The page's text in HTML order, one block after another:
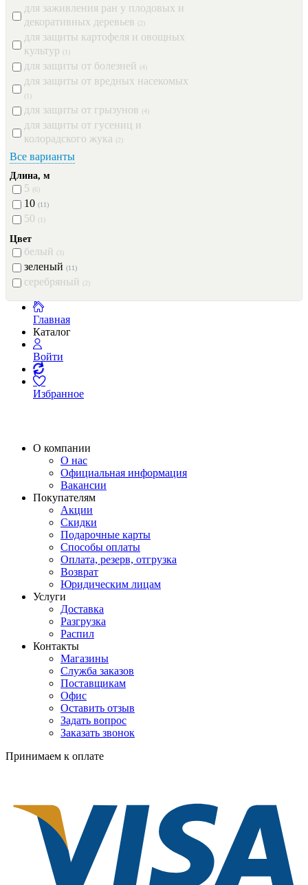
для заживления ран у плодовых и
декоративных деревьев (2)
для защиты картофеля и овощных
культур (1)
для защиты от болезней (4)
для защиты от вредных насекомых
(1)
для защиты от грызунов (4)
для защиты от гусениц и
колорадского жука (2)
Все варианты
Длина, м
5 (6)
10 (11)
50 (1)
Цвет
белый (3)
зеленый (11)
серебряный (2)
Главная
Каталог
Войти
Избранное
О компании
О нас
Официальная информация
Вакансии
Покупателям
Акции
Скидки
Подарочные карты
Способы оплаты
Оплата, резерв, отгрузка
Возврат
Юридическим лицам
Услуги
Доставка
Разгрузка
Распил
Контакты
Магазины
Служба заказов
Поставщикам
Офис
Оставить отзыв
Задать вопрос
Заказать звонок
Принимаем к оплате